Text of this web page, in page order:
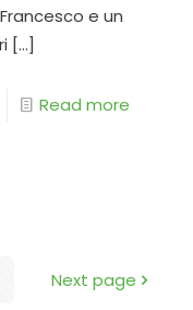
e un
[…]
Read more
Next page